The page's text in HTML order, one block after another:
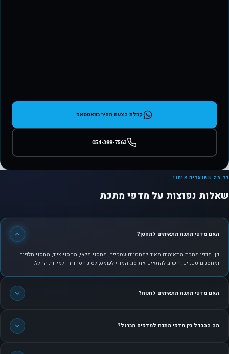
קבלת הצעת מחיר בוואטסאפ
054-388-7563
כל מה ששואלים אותנו
שאלות נפוצות על מדפי מתכת
האם מדפי מתכת מתאימים למחסן?
כן. מדפי מתכת מתאימים מאוד למחסנים עסקיים, מחסני מלאי, מחסני ציוד, מחסני חלפים
ומחסנים טכניים. חשוב להתאים את סוג המדף לעומס, לסוג הסחורה ולמידות החלל.
האם מדפי מתכת מתאימים לחנות?
מה ההבדל בין מדפי מתכת למדפים מברזל?